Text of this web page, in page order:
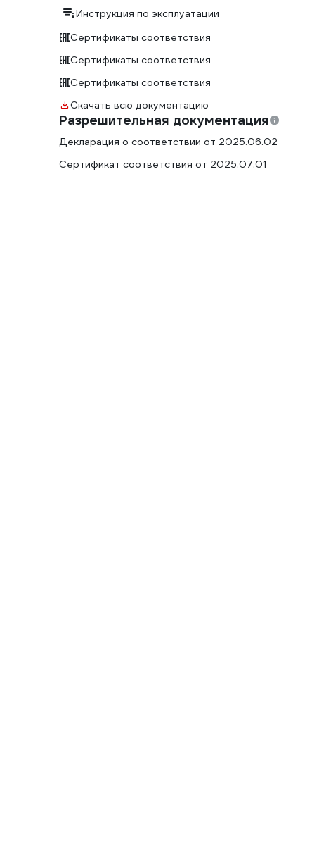
Инструкция по эксплуатации
Сертификаты соответствия
Сертификаты соответствия
Сертификаты соответствия
Скачать всю документацию
Разрешительная документация
Декларация о соответствии от 2025.06.02
Сертификат соответствия от 2025.07.01